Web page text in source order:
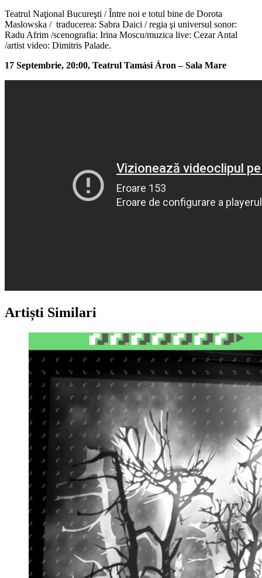
Teatrul Naţional Bucureşti / Între noi e totul bine de Dorota
Maslowska / traducerea: Sabra Daici / regia şi universul sonor:
Radu Afrim /scenografia: Irina Moscu/muzica live: Cezar Antal
/artist video: Dimitris Palade.
17 Septembrie, 20:00, Teatrul Tamási Áron – Sala Mare
Artiști Similari